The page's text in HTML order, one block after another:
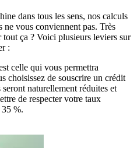
dans tous les sens, nos calculs
ne vous conviennent pas. Très
ça ? Voici plusieurs leviers sur
:
celle qui vous permettra
choisissez de souscrire un crédit
naturellement réduites et
de respecter votre taux
%.